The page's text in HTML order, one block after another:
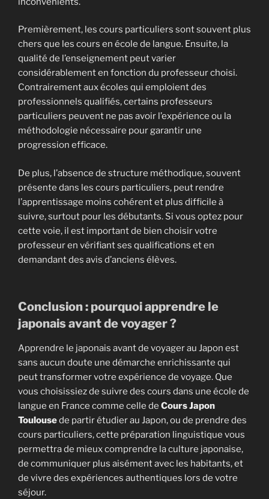
Premièrement, les cours particuliers sont souvent plus
chers que les cours en école de langue. Ensuite, la
qualité de l’enseignement peut varier
considérablement en fonction du professeur choisi.
Contrairement aux écoles qui emploient des
professionnels qualifiés, certains professeurs
particuliers peuvent ne pas avoir l’expérience ou la
méthodologie nécessaire pour garantir une
progression efficace.
De plus, l’absence de structure méthodique, souvent
présente dans les cours particuliers, peut rendre
l’apprentissage moins cohérent et plus difficile à
suivre, surtout pour les débutants. Si vous optez pour
cette voie, il est important de bien choisir votre
professeur en vérifiant ses qualifications et en
demandant des avis d’anciens élèves.
Conclusion : pourquoi apprendre le
japonais avant de voyager ?
Apprendre le japonais avant de voyager au Japon est
sans aucun doute une démarche enrichissante qui
peut transformer votre expérience de voyage. Que
vous choisissiez de suivre des cours dans une école de
langue en France comme celle de Cours Japon
Toulousede partir étudier au Japon, ou de prendre des
cours particuliers, cette préparation linguistique vous
permettra de mieux comprendre la culture japonaise,
de communiquer plus aisément avec les habitants, et
de vivre des expériences authentiques lors de votre
séjour.